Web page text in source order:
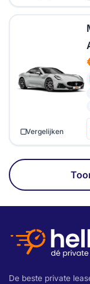
Vergelijken
De beste private